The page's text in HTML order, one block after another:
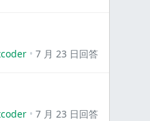
7 月 23 日回答
7 月 23 日回答